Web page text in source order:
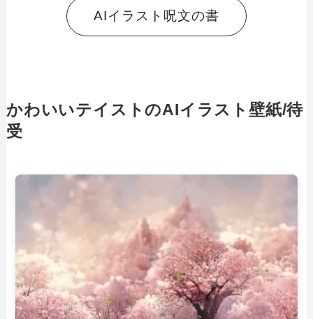
AIイラスト呪文の書
かわいいテイストのAIイラスト壁紙/待
受